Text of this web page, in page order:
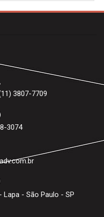
3807-7709
3074
Lapa - São Paulo - SP